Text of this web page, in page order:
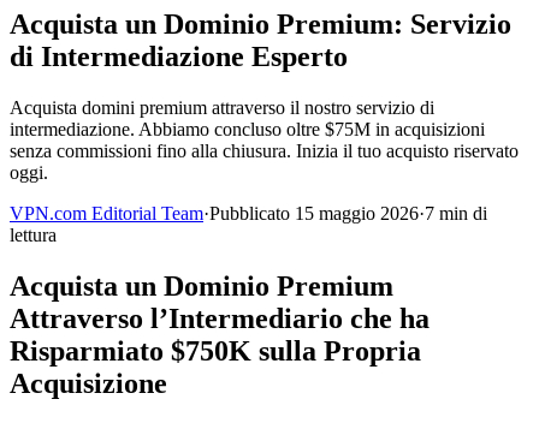
Acquista un Dominio Premium: Servizio
di Intermediazione Esperto
Acquista domini premium attraverso il nostro servizio di
intermediazione. Abbiamo concluso oltre $75M in acquisizioni
senza commissioni fino alla chiusura. Inizia il tuo acquisto riservato
oggi.
VPN.com Editorial Team·Pubblicato 15 maggio 2026·7 min di
lettura
Acquista un Dominio Premium
Attraverso l’Intermediario che ha
Risparmiato $750K sulla Propria
Acquisizione